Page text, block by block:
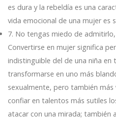
es dura y la rebeldía es una
vida emocional de una mujer es
7. No tengas miedo de
Convertirse en mujer significa
indistinguible del de una niña en
transformarse en uno más
sexualmente, pero también
confiar en talentos más sutiles
atacar con una mirada; también